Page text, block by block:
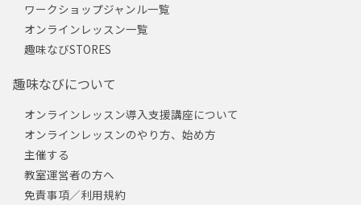
ワークショップジャンル一覧
オンラインレッスン一覧
趣味なびSTORES
趣味なびについて
オンラインレッスン導入支援講座について
オンラインレッスンのやり方、始め方
主催する
教室運営者の方へ
免責事項／利用規約